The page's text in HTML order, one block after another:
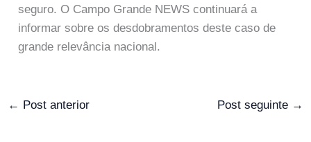
seguro. O Campo Grande NEWS continuará a
informar sobre os desdobramentos deste caso de
grande relevância nacional.
← Post anterior Post seguinte →